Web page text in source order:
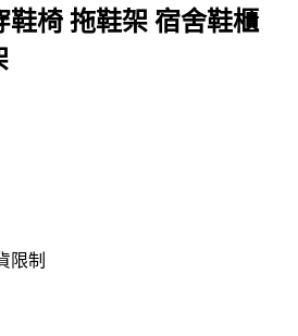
鞋椅 拖鞋架 宿舍鞋櫃
限制